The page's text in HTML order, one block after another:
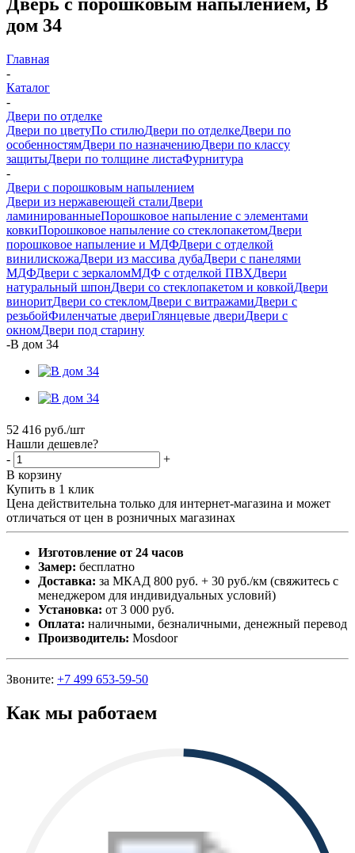
дом 34
Главная
-
Каталог
-
Двери по отделке
Двери по цветуПо стилюДвери по отделкеДвери по
особенностямДвери по назначениюДвери по классу
защитыДвери по толщине листаФурнитура
-
Двери с порошковым напылением
Двери из нержавеющей сталиДвери
ламинированныеПорошковое напыление с элементами
ковкиПорошковое напыление со стеклопакетомДвери
порошковое напыление и МДФДвери с отделкой
винилискожаДвери из массива дубаДвери с панелями
МДФДвери с зеркаломМДФ с отделкой ПВХДвери
натуральный шпонДвери со стеклопакетом и ковкойДвери
виноритДвери со стекломДвери с витражамиДвери с
резьбойФиленчатые двериГлянцевые двериДвери с
окномДвери под старину
-В дом 34
52 416 руб./шт
Нашли дешевле?
-
+
В корзину
Купить в 1 клик
Цена действительна только для интернет-магазина и может
отличаться от цен в розничных магазинах
Изготовление от 24 часов
Замер: бесплатно
Доставка: за МКАД 800 руб. + 30 руб./км (свяжитесь с
менеджером для индивидуальных условий)
Установка: от 3 000 руб.
Оплата: наличными, безналичными, денежный перевод
Производитель: Mosdoor
Звоните: +7 499 653-59-50
Как мы работаем